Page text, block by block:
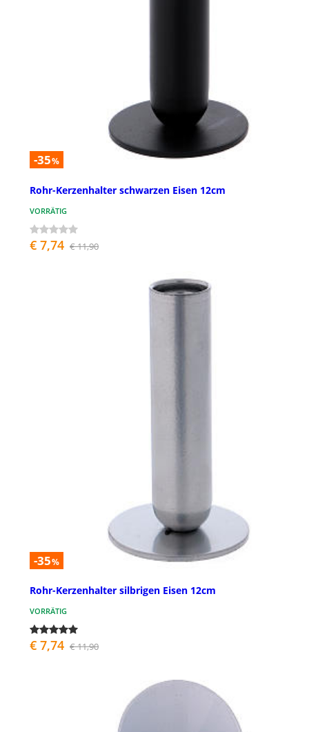
-35%
Rohr-Kerzenhalter schwarzen Eisen 12cm
VORRÄTIG
€ 7,74 € 11,90
-35%
Rohr-Kerzenhalter silbrigen Eisen 12cm
VORRÄTIG
€ 7,74 € 11,90